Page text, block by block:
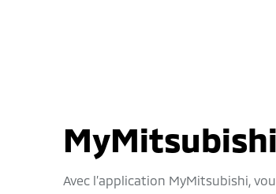
MyMitsubishi
Avec l’application MyMitsubishi,